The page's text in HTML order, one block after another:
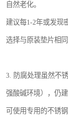
自然老化。
建议每1-2年或发现
选择与原装垫片相
3. 防腐处理虽然不
强酸碱环境），仍
可使用专用的不锈